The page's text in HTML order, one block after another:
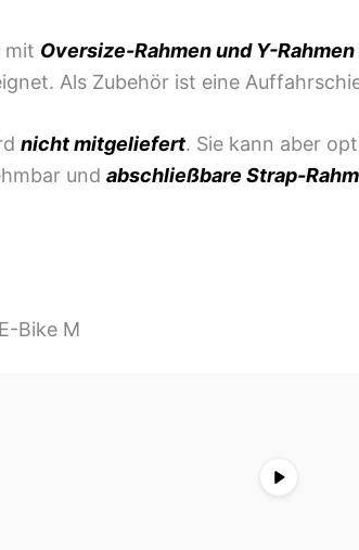
mit Oversize-Rahmenund Y-
Als Zubehör ist eine
nicht mitgeliefert. Sie kann aber
und abschließbare Strap-
Bike M